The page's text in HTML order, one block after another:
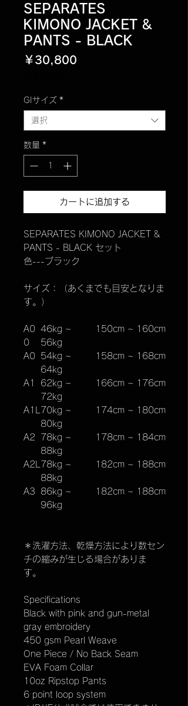
SEPARATES
KIMONO JACKET &
PANTS - BLACK
￥30,800
GIサイズ *
選択
数量 *
カートに追加する
SEPARATES KIMONO JACKET &
PANTS - BLACK セット
色---ブラック
サイズ：（あくまでも目安となりま
す。）
A0
0
46kg ~
56kg
150cm ~ 160cm
A0
54kg ~
64kg
158cm ~ 168cm
A1
62kg ~
72kg
166cm ~ 176cm
A1L
70kg ~
80kg
174cm ~ 180cm
A2
78kg ~
88kg
178cm ~ 184cm
A2L
78kg ~
88kg
182cm ~ 188cm
A3
86kg ~
96kg
182cm ~ 188cm
＊洗濯方法、乾燥方法により数セン
チの縮みが生じる場合がありま
す。
Specifications
Black with pink and gun-metal
gray embroidery
450 gsm Pearl Weave
One Piece / No Back Seam
EVA Foam Collar
10oz Ripstop Pants
6 point loop system